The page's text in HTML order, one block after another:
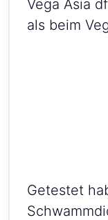
Vega Asia
als beim
Getestet